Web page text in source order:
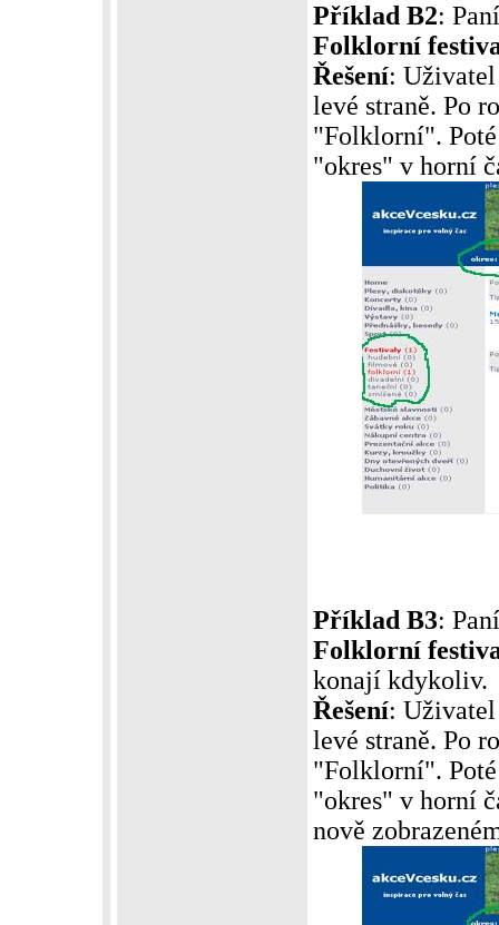
Příklad B2:
Folklorní
Řešení:
levé straně. Po
"Folklorní".
"okres" v horní
Příklad B3:
Folklorní
konají kdykoliv.
Řešení:
levé straně. Po
"Folklorní".
"okres" v horní
nově